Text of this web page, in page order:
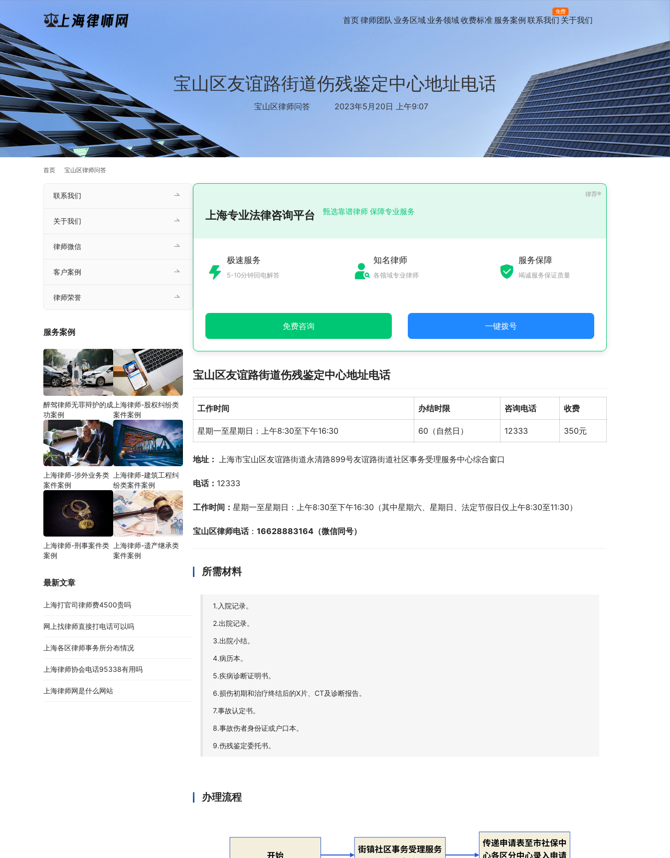
首页律师团队 业务区域 业务领域收费标准 服务案例 联系我们
免费
关于我们
宝山区友谊路街道伤残鉴定中心地址电话
宝山区律师问答 2023年5月20日 上午9:07
首页 宝山区律师问答
上海专业法律咨询平台 甄选靠谱律师 保障专业服务
极速服务
5-10分钟回电解答
知名律师
各领域专业律师
服务保障
竭诚服务保证质量
免费咨询 一键拨号
宝山区友谊路街道伤残鉴定中心地址电话
工作时间 办结时限 咨询电话 收费
星期一至星期日：上午8:30至下午16:30 60（自然日） 12333 350元
地址： 上海市宝山区友谊路街道永清路899号友谊路街道社区事务受理服务中心综合窗口
电话： 12333
工作时间： 星期一至星期日：上午8:30至下午16:30（其中星期六、星期日、法定节假日仅上午8:30至11:30）
宝山区律师电话： 16628883164（微信同号）
所需材料
1.入院记录。
2.出院记录。
3.出院小结。
4.病历本。
5.疾病诊断证明书。
6.损伤初期和治疗终结后的X片、CT及诊断报告。
7.事故认定书。
8.事故伤者身份证或户口本。
9.伤残鉴定委托书。
办理流程
联系我们
关于我们
律师微信
客户案例
律师荣誉
服务案例
醉驾律师无罪辩护的成
功案例
上海律师-股权纠纷类
案件案例
上海律师-涉外业务类
案件案例
上海律师-建筑工程纠
纷类案件案例
上海律师-刑事案件类
案例
上海律师-遗产继承类
案件案例
最新文章
上海打官司律师费4500贵吗
网上找律师直接打电话可以吗
上海各区律师事务所分布情况
上海律师协会电话95338有用吗
上海律师网是什么网站